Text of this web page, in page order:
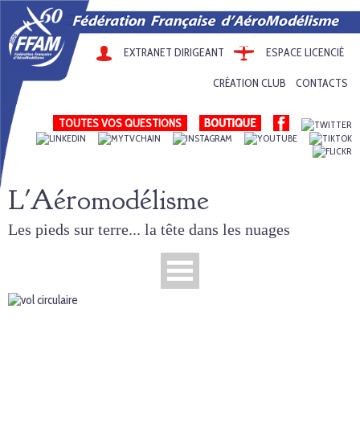
EXTRANET DIRIGEANT ESPACE LICENCIÉ
CRÉATION CLUB CONTACTS
TOUTES VOS QUESTIONS
L'Aéromodélisme
Les pieds sur terre... la tête dans les nuages